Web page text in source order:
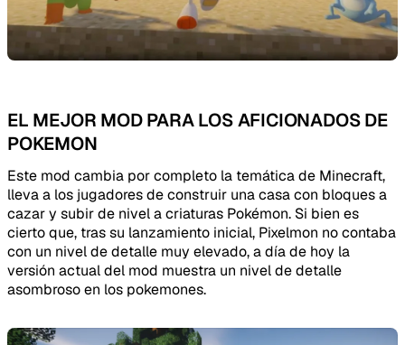
EL MEJOR MOD PARA LOS AFICIONADOS DE
POKEMON
Este mod cambia por completo la temática de Minecraft,
lleva a los jugadores de construir una casa con bloques a
cazar y subir de nivel a criaturas Pokémon. Si bien es
cierto que, tras su lanzamiento inicial, Pixelmon no contaba
con un nivel de detalle muy elevado, a día de hoy la
versión actual del mod muestra un nivel de detalle
asombroso en los pokemones.